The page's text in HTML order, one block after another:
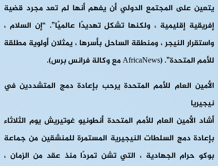
يتعين على المجتمع الدولي أن يفهم أنها لم تعد مجرد قضية
إفريقية إقليمية ، ولكنها تشكل تهديدًا عالميًا”. “إن السلام ،
واستقرار النيجر ، ومنطقة الساحل بأسرها ، يمثلان أولوية مطلقة
للأمم المتحدة”. (AfricaNews مع وكالة فرانس برس).
الأمين العام للأمم المتحدة يرحب بإعادة دمج المتشددين في
نيجيريا
أشاد الأمين العام للأمم المتحدة أنطونيو غوتيريش يوم الثلاثاء
بإعادة دمج السلطات النيجيرية المستمرة للمنشقين من جماعة
بوكو حرام الجهادية ، التي تشن تمردًا منذ عقد من الزمان ،